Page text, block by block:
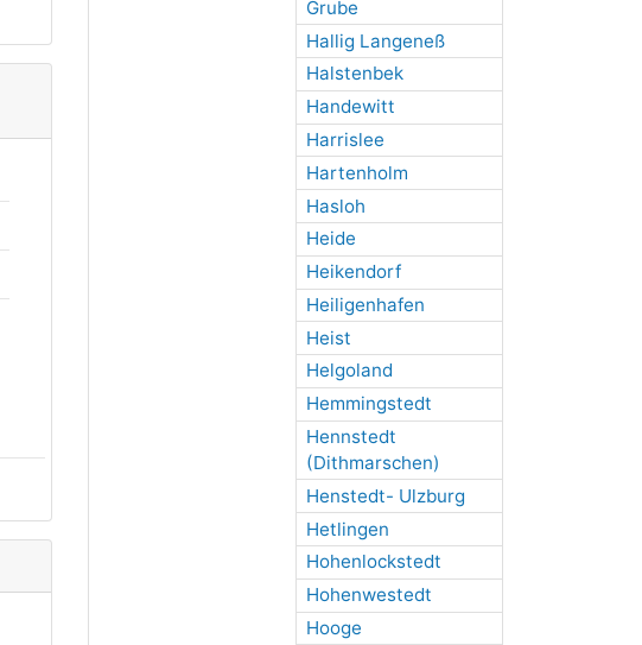
Grube
Hallig Langeneß
Halstenbek
Handewitt
Harrislee
Hartenholm
Hasloh
Heide
Heikendorf
Heiligenhafen
Heist
Helgoland
Hemmingstedt
Hennstedt
(Dithmarschen)
Henstedt- Ulzburg
Hetlingen
Hohenlockstedt
Hohenwestedt
Hooge